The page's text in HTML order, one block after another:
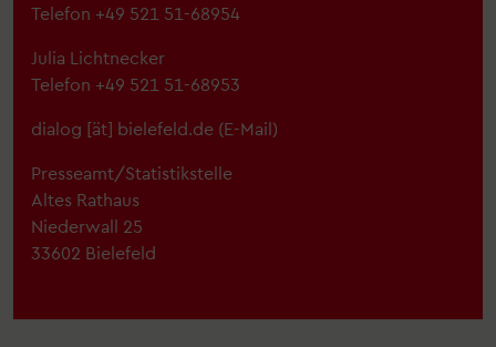
Telefon +49 521 51-68954
Julia Lichtnecker
Telefon +49 521 51-68953
dialog [ät] bielefeld.de (E-Mail)
Presseamt/Statistikstelle
Altes Rathaus
Niederwall 25
33602 Bielefeld